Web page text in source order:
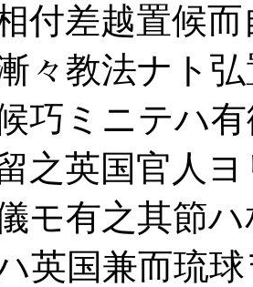
付差越置候而
々教法ナト
巧ミニテハ有
之英国官人ヨ
モ有之其節ハ
英国兼而琉球